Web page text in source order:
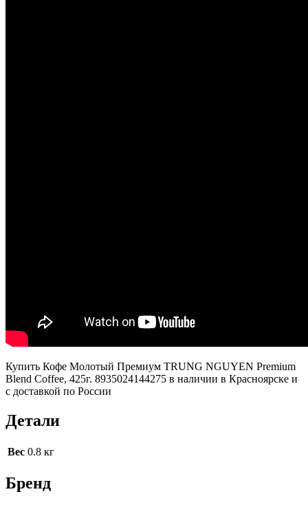
Купить Кофе Молотый Премиум TRUNG NGUYEN Premium
Blend Coffee, 425г. 8935024144275 в наличии в Красноярске и
с доставкой по России
Детали
Вес 0.8 кг
Бренд